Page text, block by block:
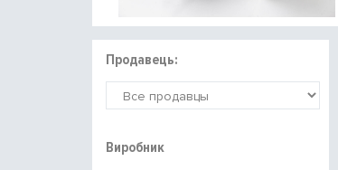
Продавець:
Виробник